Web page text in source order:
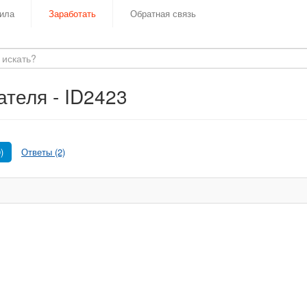
Заработать Обратная связь
- ID2423
Ответы (2)